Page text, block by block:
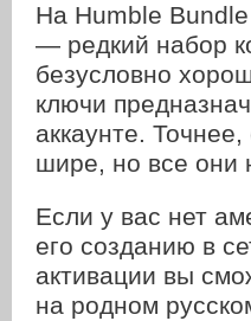
На Humble Bundle
— редкий набор
безусловно
ключи
аккаунте.
шире, но все они
Если у вас нет
его созданию в
активации вы
на родном